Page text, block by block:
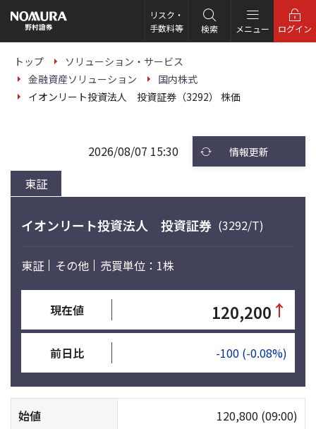
の
ー
リスク・
手数料等
検索 メニュー ログイン
トップ
ソリューション・サービス
金融資産ソリューション
国内株式
イオンリート投資法人 投資証券（3292） 株価
東証
2026/08/07 15:30 情報更新
イオンリート投資法人 投資証券 (3292/T)
東証 その他 売買単位：1株
現在値 120,200 ↑
前日比 -100 (-0.08%)
始値 120,800 (09:00)